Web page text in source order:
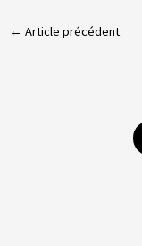
← Article précédent